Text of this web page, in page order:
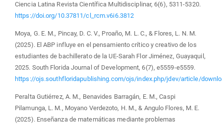
Ciencia Latina Revista Científica Multidisciplinar, 6(6), 5311-5320.
https://doi.org/10.37811/cl_rcm.v6i6.3812
Moya, G. E. M., Pincay, D. C. V., Proaño, M. L. C., & Flores, L. N. M.
(2025). El ABP influye en el pensamiento crítico y creativo de los
estudiantes de bachillerato de la UE-Sarah Flor Jiménez, Guayaquil,
2025. South Florida Journal of Development, 6(7), e5559-e5559.
https://ojs.southfloridapublishing.com/ojs/index.php/jdev/article/
Peralta Gutiérrez, A. M., Benavides Barragán, E. M., Caspi
Pilamunga, L. M., Moyano Verdezoto, H. M., & Angulo Flores, M. E.
(2025). Enseñanza de matemáticas mediante problemas